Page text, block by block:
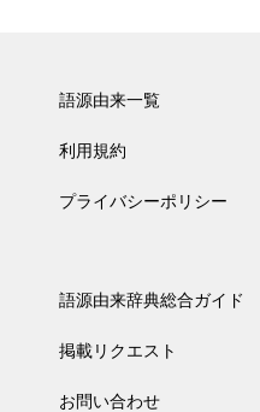
語源由来一覧
利用規約
プライバシーポリシー
語源由来辞典総合ガイド
掲載リクエスト
お問い合わせ